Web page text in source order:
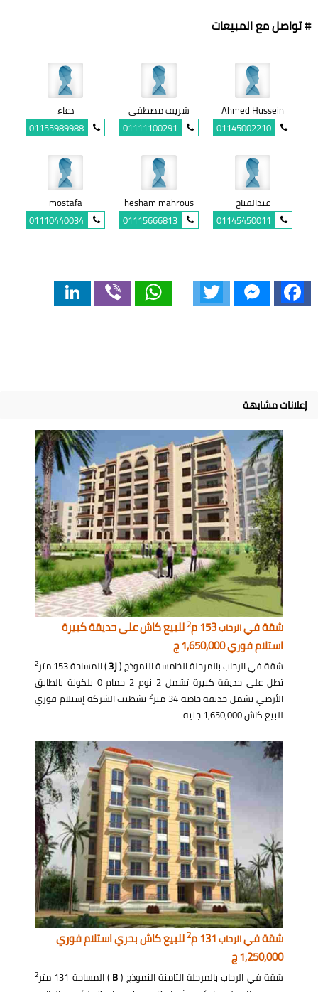
# تواصل مع المبيعات
Ahmed Hussein
01145002210
شريف مصطفى
01111100291
دعاء
01155989988
عبدالفتاح
01145450011
hesham mahrous
01115666813
mostafa
01110440034
Facebook
Messenger
WhatsApp
إعلانات مشابهة
شقة فيالرحاب 2للبيع كاش على حديقة كبيرة
استلام فوري 1,650,000 ج
شقة في الرحاب بالمرحلة الخامسة النموذج (ز3 ) المساحة 153 متر 2
تطل على حديقة كبيرة تشمل 2 نوم 2 حمام 0 بلكونة بالطابق
الأرضي تشمل حديقة خاصة 34 متر
2تشطيب الشركة إستلام فوري
للبيع كاش 1,650,000 جنيه
شقة فيالرحاب 2للبيع كاش بحري استلام فوري
1,250,000 ج
شقة في الرحاب بالمرحلة الثامنة النموذج (B ) المساحة 131 متر 2